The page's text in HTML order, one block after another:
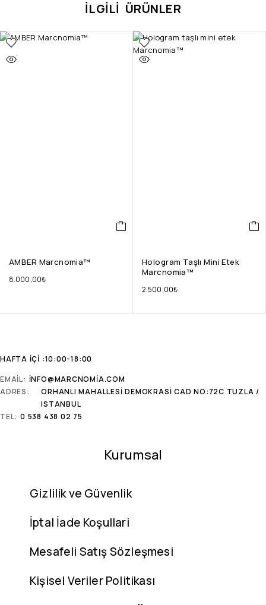
İLGILI ÜRÜNLER
AMBER Marcnomia™
8.000,00₺
Hologram Taşlı Mini Etek
Marcnomia™
2.500,00₺
HAFTA İÇI :10:00-18:00
EMAIL: INFO@MARCNOMIA.COM
ADRES:
ORHANLI MAHALLESI DEMOKRASI CAD NO:72C TUZLA /
ISTANBUL
TEL: 0 538 438 02 75
Kurumsal
Gizlilik ve Güvenlik
İptal İade Koşullari
Mesafeli Satış Sözleşmesi
Kişisel Veriler Politikası